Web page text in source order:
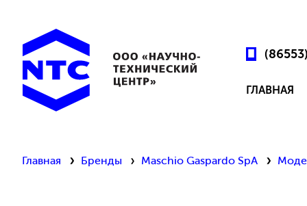
ГЛАВНАЯ
Главная Бренды Maschio Gaspardo SpA